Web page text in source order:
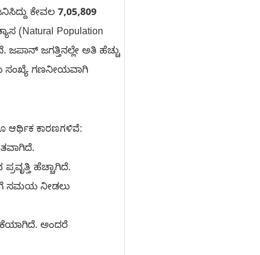
ಕೇವಲ 7,05,809
(Natural Population
ಜಪಾನ್ ಜಗತ್ತಿನಲ್ಲೇ ಅತಿ ಹೆಚ್ಚು
ಸಂಖ್ಯೆ ಗಣನೀಯವಾಗಿ
ಆರ್ಥಿಕ ಕಾರಣಗಳಿವೆ:
ಹೆಚ್ಚಾಗಿದೆ.
ಸಮಯ ನೀಡಲು
ಅಂದರೆ